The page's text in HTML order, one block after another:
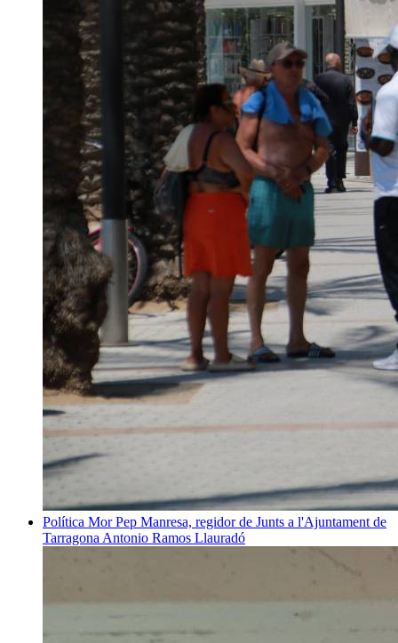
Política Mor Pep Manresa, regidor de Junts a l'Ajuntament de
Tarragona Antonio Ramos Llauradó